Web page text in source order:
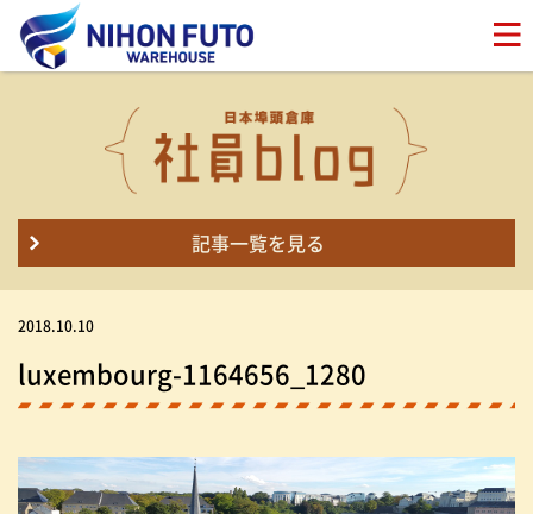
記事一覧を見る
2018.10.10
luxembourg-1164656_1280